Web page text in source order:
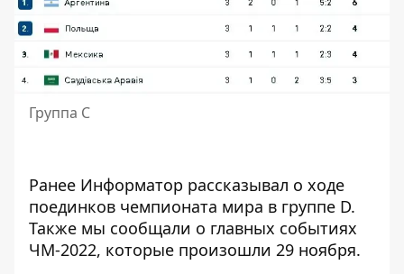
Группа С
Ранее Информатор рассказывал о ходе
поединков чемпионата мира в группе D.
Также мы сообщали о главных событиях
ЧМ-2022, которые произошли 29 ноября.